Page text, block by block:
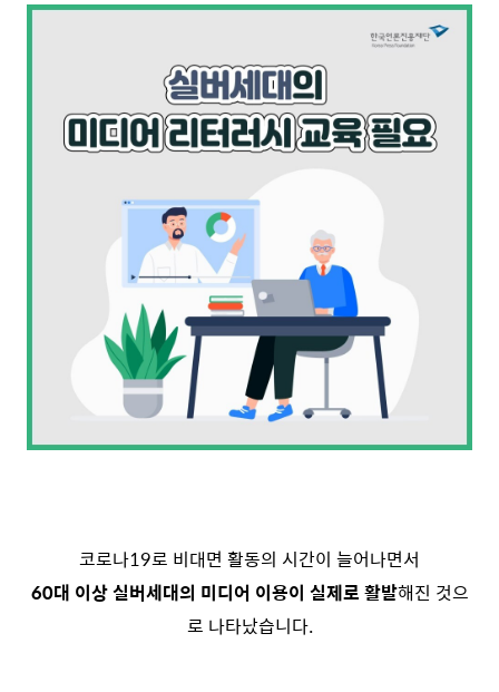
코로나19로 비대면 활동의 시간이 늘어나면서
60대 이상 실버세대의 미디어 이용이 실제로 활발해진 것으
로 나타났습니다.